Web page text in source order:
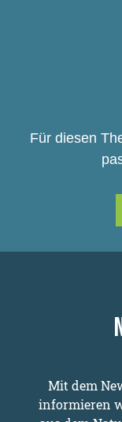
Für diesen
Mit dem
informieren